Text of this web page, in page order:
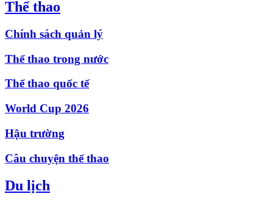
Thể thao
Chính sách quản lý
Thể thao trong nước
Thể thao quốc tế
World Cup 2026
Hậu trường
Câu chuyện thể thao
Du lịch